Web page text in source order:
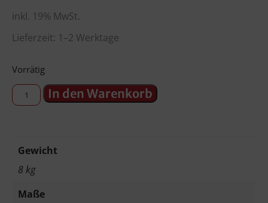
inkl. 19% MwSt.
Lieferzeit: 1–2 Werktage
Vorrätig
In den Warenkorb
Gewicht
8 kg
Maße